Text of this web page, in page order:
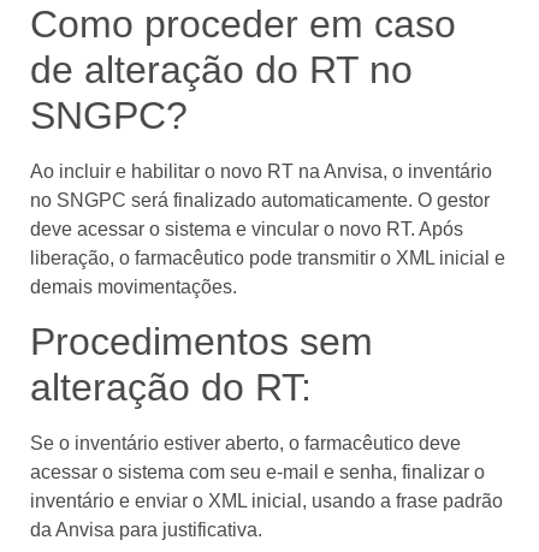
Como proceder em caso
de alteração do RT no
SNGPC?
Ao incluir e habilitar o novo RT na Anvisa, o inventário
no SNGPC será finalizado automaticamente. O gestor
deve acessar o sistema e vincular o novo RT. Após
liberação, o farmacêutico pode transmitir o XML inicial e
demais movimentações.
Procedimentos sem
alteração do RT:
Se o inventário estiver aberto, o farmacêutico deve
acessar o sistema com seu e-mail e senha, finalizar o
inventário e enviar o XML inicial, usando a frase padrão
da Anvisa para justificativa.